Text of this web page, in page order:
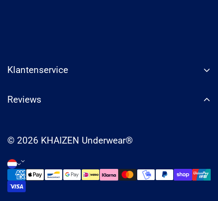
Klantenservice
Reviews
© 2026 KHAIZEN Underwear®